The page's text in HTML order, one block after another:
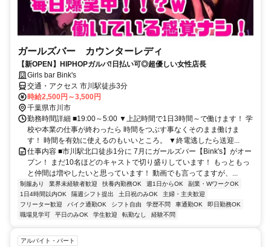
ガールズバー カウンターレディ
【新OPEN】HIPHOPガルバ!日払い可◎超優しい女性店長
Girls bar Bink's
交通・アクセス 市川駅徒歩3分
時給2,500円～3,500円
千葉県市川市
勤務時間詳細 ■19:00～5:00 ▼上記時間で1日3時間～で働けます！ 学
校や本業の仕事が終わったら 時間をつぶす事なくそのまま働けま
す！ 時間を有効に使えるのもいいところ。 ▼終電逃したら送迎...
仕事内容 ■市川駅北口徒歩1分に 7月にガールズバー【Bink's】がオー
プン！ まだ10名ほどのキャストで切り盛りしています！ もっともっ
と仲間は増やしたいと思っています！ 動画でも言ってますが、...
制服あり 業界未経験者歓迎 扶養内勤務OK 週1日からOK
副業・WワークOK
1日4時間以内OK
隔週シフト提出 土日祝のみOK
主婦・主夫歓迎
フリーター歓迎
バイク通勤OK シフト自由 学歴不問 車通勤OK
即日勤務OK
職場見学可
平日のみOK 学生歓迎 転勤なし 経験不問
アルバイト・パート